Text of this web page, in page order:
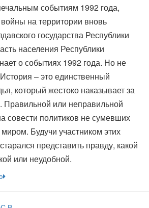
событиям 1992 года,
на территории вновь
государства Республики
населения Республики
о событиях 1992 года. Но не
– это единственный
который жестоко наказывает за
Правильной или неправильной
совести политиков не сумевших
Будучи участником этих
представить правду, какой
или неудобной.